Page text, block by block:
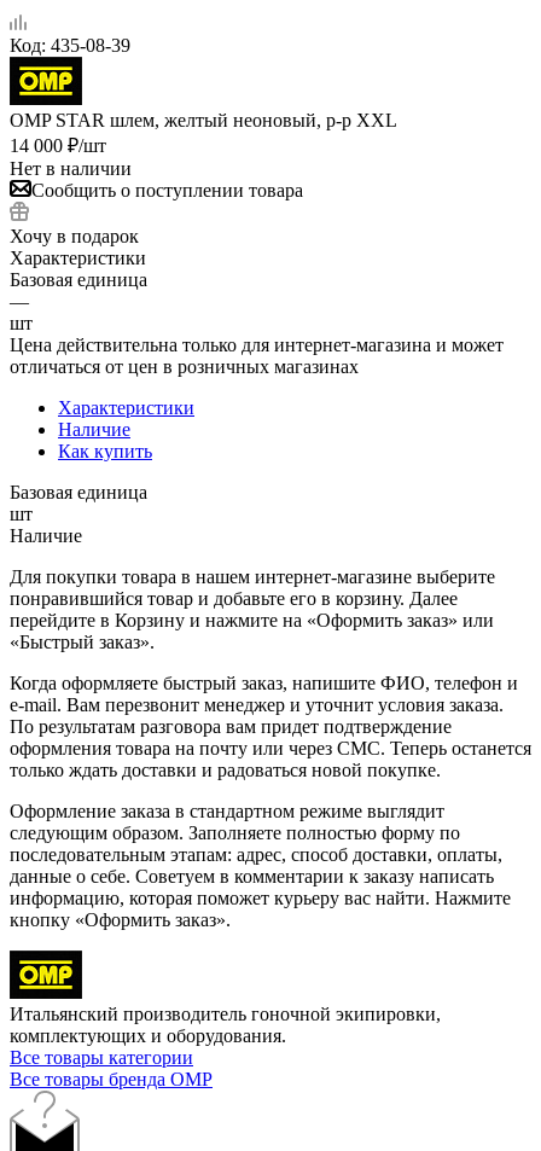
Код: 435-08-39
OMP STAR шлем, желтый неоновый, р-р XXL
14 000 ₽/шт
Нет в наличии
Сообщить о поступлении товара
Хочу в подарок
Характеристики
Базовая единица
—
шт
Цена действительна только для интернет-магазина и может
отличаться от цен в розничных магазинах
Характеристики
Наличие
Как купить
Базовая единица
шт
Наличие
Для покупки товара в нашем интернет-магазине выберите
понравившийся товар и добавьте его в корзину. Далее
перейдите в Корзину и нажмите на «Оформить заказ» или
«Быстрый заказ».
Когда оформляете быстрый заказ, напишите ФИО, телефон и
e-mail. Вам перезвонит менеджер и уточнит условия заказа.
По результатам разговора вам придет подтверждение
оформления товара на почту или через СМС. Теперь останется
только ждать доставки и радоваться новой покупке.
Оформление заказа в стандартном режиме выглядит
следующим образом. Заполняете полностью форму по
последовательным этапам: адрес, способ доставки, оплаты,
данные о себе. Советуем в комментарии к заказу написать
информацию, которая поможет курьеру вас найти. Нажмите
кнопку «Оформить заказ».
Итальянский производитель гоночной экипировки,
комплектующих и оборудования.
Все товары категории
Все товары бренда OMP